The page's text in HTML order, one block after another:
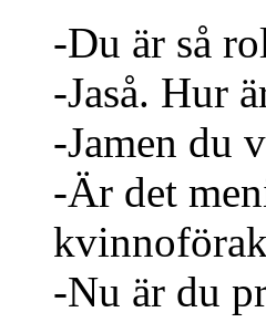
-Du är så
-Jaså. Hur
-Jamen du
-Är det
-Nu är du